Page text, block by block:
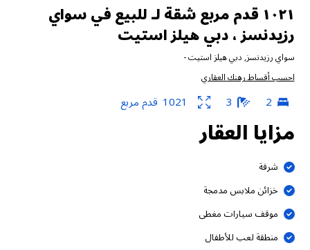
١٠٢١ قدم مربع شقة لـ للبيع في سواي
رزيدنسز ، دبي هيلز استيت
سواي رزيدنسز,دبي هيلز استيت-
احسب أقساط رهنك العقاري
2
3
1021 قدم مربع
مزايا العقار
شرفة
خزائن ملابس مدمجة
موقف سيارات مغطى
منطقة لعب للأطفال